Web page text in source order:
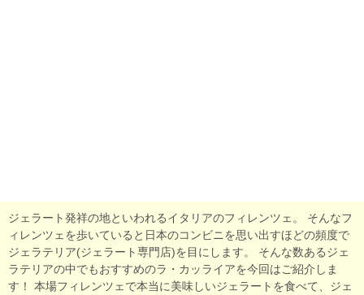
ジェラート発祥の地といわれるイタリアのフィレンツェ。 そんなフ
ィレンツェを歩いていると日本のコンビニを思い出すほどの頻度で
ジェラテリア(ジェラート専門店)を目にします。 そんな数あるジェ
ラテリアの中でもおすすめのラ・カッライアを今回はご紹介しま
す！ 本場フィレンツェで本当に美味しいジェラートを食べて、ジェ